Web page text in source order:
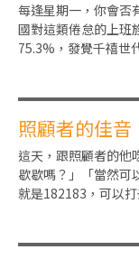
每逢星期一，你會否
國對這類倦怠的上班
75.3%，發覺千禧世
照顧者的佳音
這天，跟照顧者的他
歇歇嗎？」「當然可
就是182183，可以